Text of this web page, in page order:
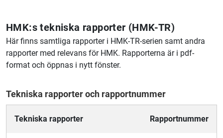
HMK:s tekniska rapporter (HMK-TR)
Här finns samtliga rapporter i HMK-TR-serien samt andra
rapporter med relevans för HMK. Rapporterna är i pdf-
format och öppnas i nytt fönster.
Tekniska rapporter och rapportnummer
Tekniska rapporter Rapportnummer